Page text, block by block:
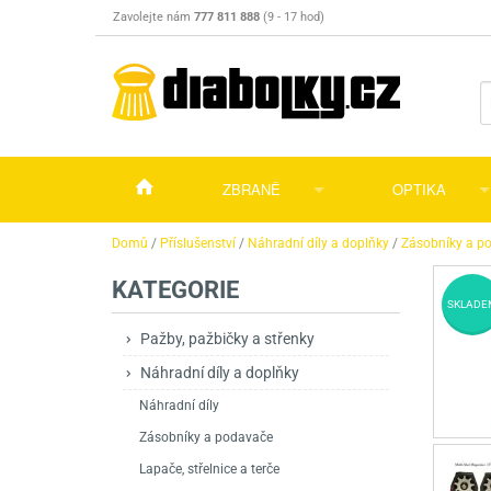
Zavolejte nám 777 811 888 (9 - 17 hod)
ZBRANĚ
Vzduchovky Vzduchovky na
Příslušenství pro
Vzduchovky PCP
Vzduchovky
Vzduchové pistole a revolveryPříslušenství
Pružinové pistole
Plynové pistole a revolvery
Perkusní zbraně
Zbraně na ZP
Pušky
Nože Nože s pevnou
OPTIKA
Puškohledy
Dalekohledy a
Kolimátory, lasery
Noční vidění a
Domů / Příslušenství / Náhradní díly a doplňky / Zásobníky a
KATEGORIE
Pažby, pažbičky a střenky
Náhradní díly a doplňky
Náhradní díly
Zásobníky a podavače
Lapače, střelnice a terče